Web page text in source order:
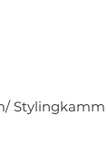
Stylingkamm